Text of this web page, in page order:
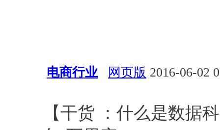
电商行业 网页版 2016-06-02
【干货 ：什么是数据